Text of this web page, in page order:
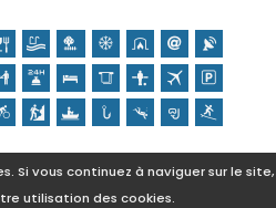
Si vous continuez à naviguer sur le site,
utilisation des cookies.